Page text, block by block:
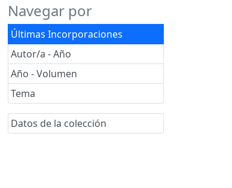
Navegar por
Últimas Incorporaciones
Autor/a - Año
Año - Volumen
Tema
Datos de la colección